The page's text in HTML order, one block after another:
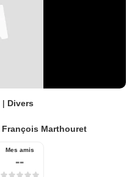
| Divers
François Marthouret
Mes amis
--